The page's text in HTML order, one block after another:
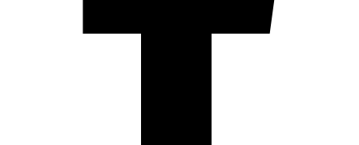
caricatura y en su capacidad para continuar y
desarrollarse desde los dibujos en las cavernas